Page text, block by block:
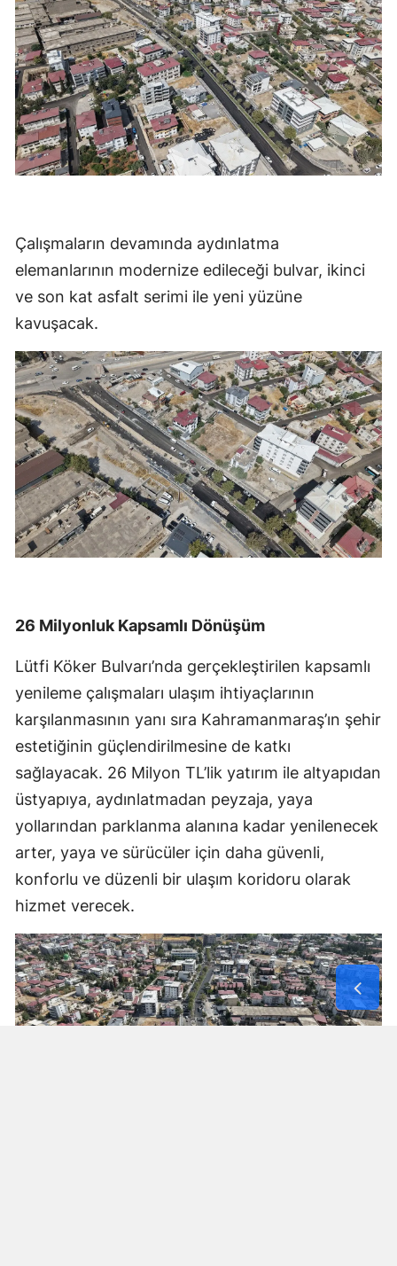
Çalışmaların devamında aydınlatma
elemanlarının modernize edileceği bulvar, ikinci
ve son kat asfalt serimi ile yeni yüzüne
kavuşacak.
26 Milyonluk Kapsamlı Dönüşüm
Lütfi Köker Bulvarı’nda gerçekleştirilen kapsamlı
yenileme çalışmaları ulaşım ihtiyaçlarının
karşılanmasının yanı sıra Kahramanmaraş’ın şehir
estetiğinin güçlendirilmesine de katkı
sağlayacak. 26 Milyon TL’lik yatırım ile altyapıdan
üstyapıya, aydınlatmadan peyzaja, yaya
yollarından parklanma alanına kadar yenilenecek
arter, yaya ve sürücüler için daha güvenli,
konforlu ve düzenli bir ulaşım koridoru olarak
hizmet verecek.